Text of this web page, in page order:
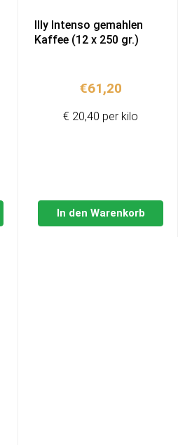
Illy Intenso gemahlen
Kaffee (12 x 250 gr.)
€61,20
In den Warenkorb
€ 20,40 per kilo